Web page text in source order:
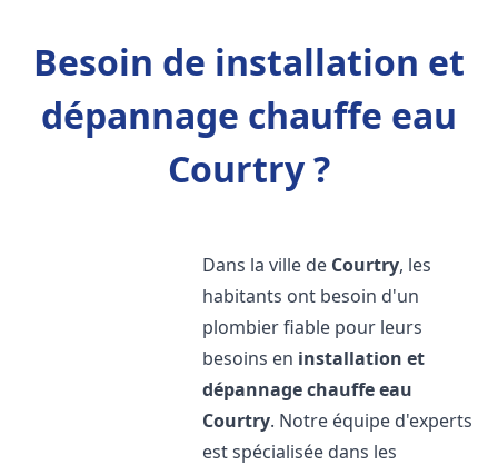
Besoin de installation et
dépannage chauffe eau
Courtry ?
Dans la ville de Courtry, les
habitants ont besoin d'un
plombier fiable pour leurs
besoins en installation et
dépannage chauffe eau
Courtry. Notre équipe d'experts
est spécialisée dans les